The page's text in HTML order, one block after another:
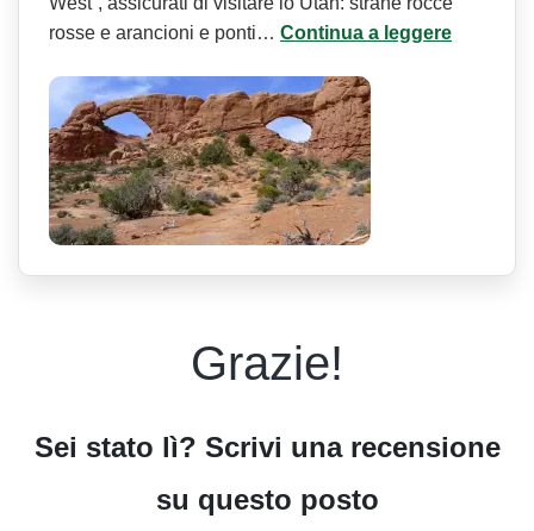
rosse e arancioni e ponti… Continua a leggere
Grazie!
Sei stato lì? Scrivi una recensione
su questo posto